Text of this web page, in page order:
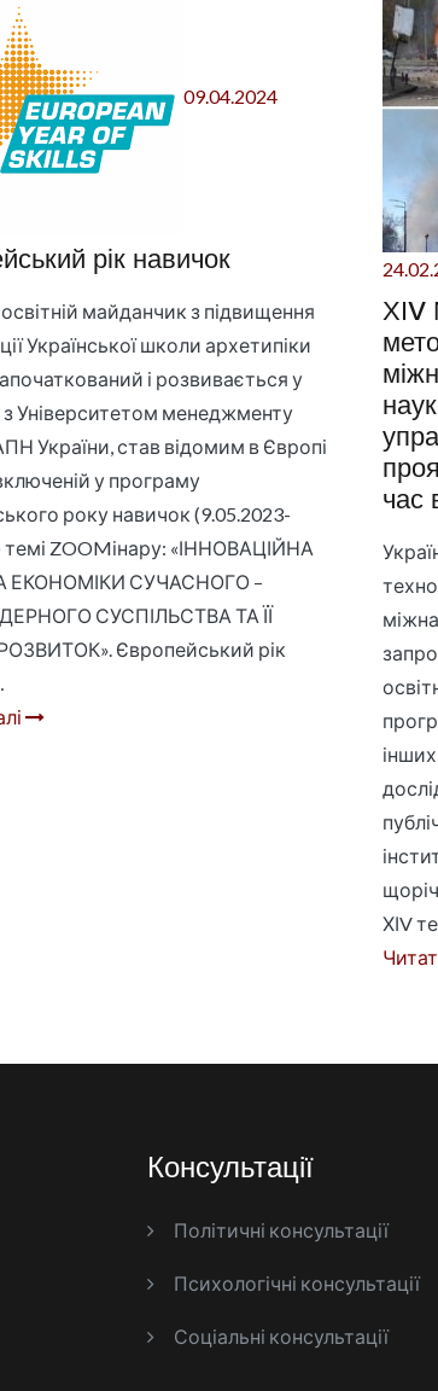
09.04.2024
рік навичок
майданчик з підвищення
Української школи архетипіки
і розвивається у
з Університетом менеджменту
України, став відомим в Європі
у програму
року навичок (9.05.2023-
темі ZOOMінару: «ІННОВАЦІЙНА
ЕКОНОМІКИ СУЧАСНОГО –
СУСПІЛЬСТВА ТА ЇЇ
Європейський рік
ХІV
час
ХІV
Консультації
Політичні консультації
Психологічні консультації
Соціальні консультації